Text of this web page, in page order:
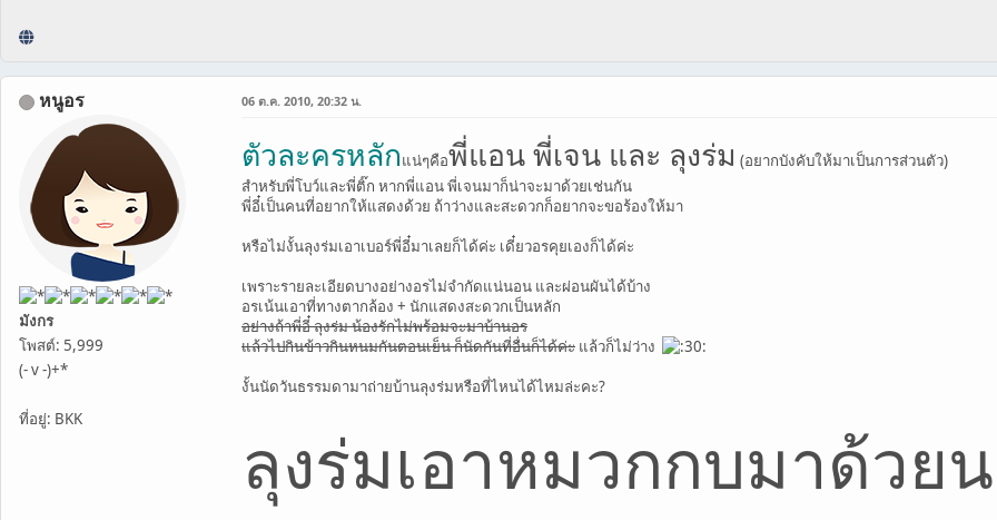
หนูอร
มังกร
โพสต์: 5,999
(- v -)+*
ที่อยู่: BKK
06 ต.ค. 2010, 20:32 น.
ตัวละครหลักแน่ๆคือพี่แอน พี่เจน และ ลุงร่ม (อยากบังคับให้มาเป็นการส่วนตัว)
สำหรับพี่โบว์และพี่ติ๊ก หากพี่แอน พี่เจนมาก็น่าจะมาด้วยเช่นกัน
พี่อี๋เป็นคนที่อยากให้แสดงด้วย ถ้าว่างและสะดวกก็อยากจะขอร้องให้มา
หรือไม่งั้นลุงร่มเอาเบอร์พี่อี๋มาเลยก็ได้ค่ะ เดี๋ยวอรคุยเองก็ได้ค่ะ
เพราะรายละเอียดบางอย่างอรไม่จำกัดแน่นอน และผ่อนผันได้บ้าง
อรเน้นเอาที่ทางตากล้อง + นักแสดงสะดวกเป็นหลัก
อย่างถ้าพี่อี๋ ลุงร่ม น้องรักไม่พร้อมจะมาบ้านอร
แล้วไปกินข้าวกินหนมกันตอนเย็น ก็นัดกันที่อื่นก็ได้ค่ะ แล้วก็ไม่ว่าง
งั้นนัดวันธรรมดามาถ่ายบ้านลุงร่มหรือที่ไหนได้ไหมล่ะคะ?
ลุงร่มเอาหมวกกบมาด้วย